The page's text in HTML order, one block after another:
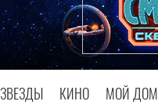
ЗВЕЗДЫ КИНО МОЙ ДОМ